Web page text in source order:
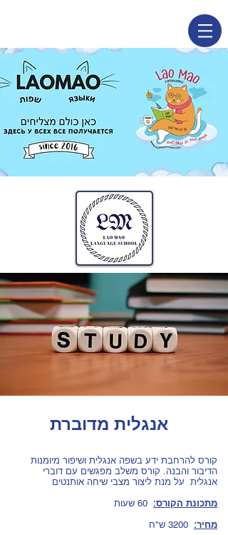
קורס להרחבת ידע בשפה אנגלית ושיפור מיומנות
הדיבור והבנה. קורס משלב מפגשים עם דוברי
אנגלית על מנת ליצור מצבי שיחה אותנטים
מתכונת הקורס:
מחיר: